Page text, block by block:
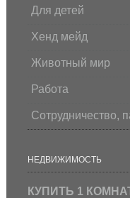
Для детей
Хенд мейд
Животный мир
Работа
Сотрудничество,
НЕДВИЖИМОСТЬ
КУПИТЬ 1